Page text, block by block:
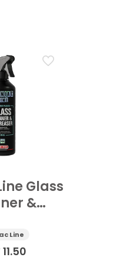
Glass
&
ml
Line
11.50